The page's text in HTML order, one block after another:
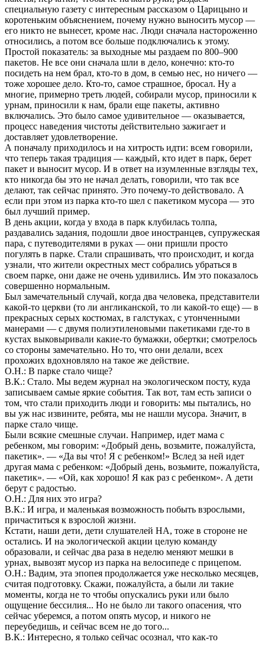
специальную газету с интересным рассказом о Царицыно и
коротеньким объяснением, почему нужно выносить мусор —
его никто не вынесет, кроме нас. Люди сначала настороженно
относились, а потом все больше подключались к этому.
Простой показатель: за выходные мы раздаем по 800–900
пакетов. Не все они сначала шли в дело, конечно: кто-то
посидеть на нем брал, кто-то в дом, в семью нес, но ничего —
тоже хорошее дело. Кто-то, самое страшное, бросал. Ну а
многие, примерно треть людей, собирали мусор, приносили к
урнам, приносили к нам, брали еще пакеты, активно
включались. Это было самое удивительное — оказывается,
процесс наведения чистоты действительно зажигает и
доставляет удовлетворение.
А поначалу приходилось и на хитрость идти: всем говорили,
что теперь такая традиция — каждый, кто идет в парк, берет
пакет и выносит мусор. И в ответ на изумленные взгляды тех,
кто никогда бы это не начал делать, говорили, что так все
делают, так сейчас принято. Это почему-то действовало. А
если при этом из парка кто-то шел с пакетиком мусора — это
был лучший пример.
В день акции, когда у входа в парк клубилась толпа,
раздавались задания, подошли двое иностранцев, супружеская
пара, с путеводителями в руках — они пришли просто
погулять в парке. Стали спрашивать, что происходит, и когда
узнали, что жители окрестных мест собрались убраться в
своем парке, они даже не очень удивились. Им это показалось
совершенно нормальным.
Был замечательный случай, когда два человека, представители
какой-то церкви (то ли англиканской, то ли какой-то еще) — в
прекрасных серых костюмах, в галстуках, с утонченными
манерами — с двумя полиэтиленовыми пакетиками где-то в
кустах выковыривали какие-то бумажки, обертки; смотрелось
со стороны замечательно. Но то, что они делали, всех
прохожих вдохновляло на такое же действие.
О.Н.: В парке стало чище?
В.К.: Стало. Мы ведем журнал на экологическом посту, куда
записываем самые яркие события. Так вот, там есть записи о
том, что стали приходить люди и говорить: мы пытались, но
вы уж нас извините, ребята, мы не нашли мусора. Значит, в
парке стало чище.
Были всякие смешные случаи. Например, идет мама с
ребенком, мы говорим: «Добрый день, возьмите, пожалуйста,
пакетик». — «Да вы что! Я с ребенком!» Вслед за ней идет
другая мама с ребенком: «Добрый день, возьмите, пожалуйста,
пакетик». — «Ой, как хорошо! Я как раз с ребенком». А дети
берут с радостью.
О.Н.: Для них это игра?
В.К.: И игра, и маленькая возможность побыть взрослыми,
причаститься к взрослой жизни.
Кстати, наши дети, дети слушателей НА, тоже в стороне не
остались. И на экологической акции целую команду
образовали, и сейчас два раза в неделю меняют мешки в
урнах, вывозят мусор из парка на велосипеде с прицепом.
О.Н.: Вадим, эта эпопея продолжается уже несколько месяцев,
считая подготовку. Скажи, пожалуйста, а были ли такие
моменты, когда не то чтобы опускались руки или было
ощущение бессилия... Но не было ли такого опасения, что
сейчас уберемся, а потом опять мусор, и никого не
переубедишь, и сейчас всем не до того...
В.К.: Интересно, я только сейчас осознал, что как-то